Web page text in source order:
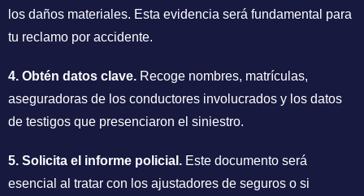
los daños materiales. Esta evidencia será fundamental para
tu reclamo por accidente.
4. Obtén datos clave. Recoge nombres, matrículas,
aseguradoras de los conductores involucrados y los datos
de testigos que presenciaron el siniestro.
5. Solicita el informe policial. Este documento será
esencial al tratar con los ajustadores de seguros o si